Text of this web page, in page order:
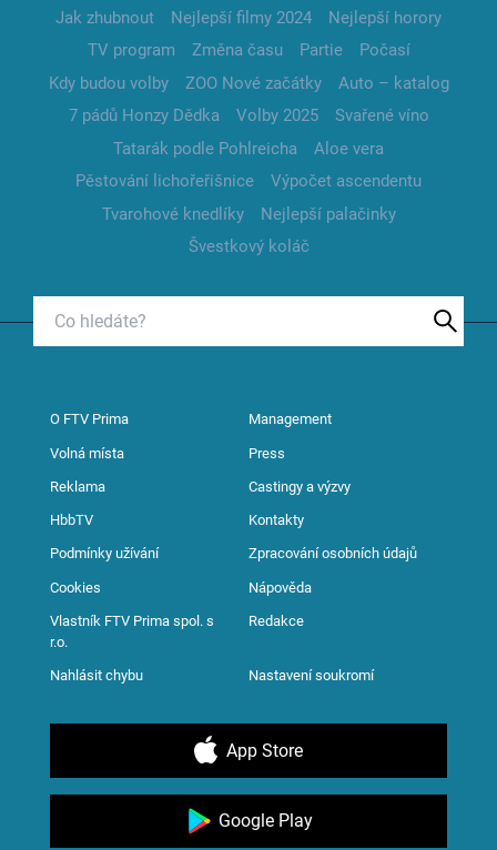
Jak zhubnout Nejlepší filmy 2024
Nejlepší horory
TV program
Změna času Partie
Počasí
Kdy budou volby
ZOO Nové začátky
Auto – katalog
7 pádů Honzy Dědka
Volby 2025
Svařené víno
Tatarák podle Pohlreicha
Aloe vera
Pěstování lichořeřišnice
Výpočet ascendentu
Tvarohové knedlíky
Nejlepší palačinky
Švestkový koláč
O FTV Prima Management
Volná místa Press
Reklama Castingy a výzvy
HbbTV Kontakty
Podmínky užívání Zpracování osobních údajů
Cookies Nápověda
Vlastník FTV Prima spol. s
r.o.
Redakce
Nahlásit chybu Nastavení soukromí
App Store
Google Play